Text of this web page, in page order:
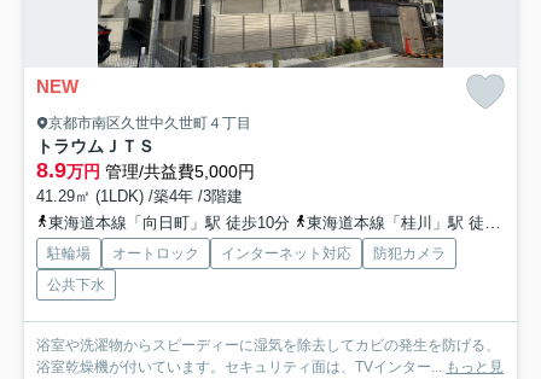
NEW
京都市南区久世中久世町４丁目
トラウムＪＴＳ
8.9万円 管理/共益費5,000円
41.29㎡ (1LDK) /築4年 /3階建
東海道本線「向日町」駅 徒歩10分
東海道本線「桂川」駅 徒歩14分
駐輪場 オートロック インターネット対応
防犯カメラ
公共下水
浴室や洗濯物からスピーディーに湿気を除去してカビの発生を防げる、
浴室乾燥機が付いています。セキュリティ面は、TVインター... もっと見